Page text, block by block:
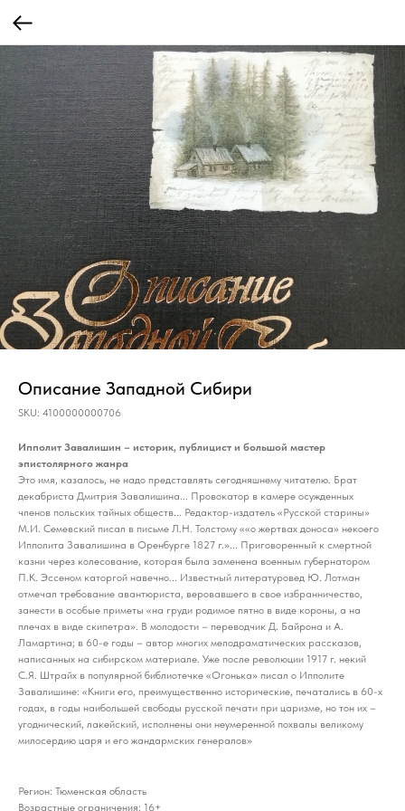
Описание Западной Сибири
SKU: 4100000000706
Ипполит Завалишин – историк, публицист и большой мастер
эпистолярного жанра
Это имя, казалось, не надо представлять сегодняшнему читателю. Брат
декабриста Дмитрия Завалишина... Провокатор в камере осужденных
членов польских тайных обществ... Редактор-издатель «Русской старины»
М.И. Семевский писал в письме Л.H. Толстому ««о жертвах доноса» некоего
Ипполита Завалишина в Оренбурге 1827 г.»... Приговоренный к смертной
казни через колесование, которая была заменена военным губернатором
П.К. Эссеном каторгой навечно... Известный литературовед Ю. Лотман
отмечал требование авантюриста, веровавшего в свое избранничество,
занести в особые приметы «на груди родимое пятно в виде короны, а на
плечах в виде скипетра». В молодости – переводчик Д. Байрона и А.
Ламартина; в 60-е годы – автор многих мелодраматических рассказов,
написанных на сибирском материале. Уже после революции 1917 г. некий
С.Я. Штрайх в популярной библиотечке «Огонька» писал о Ипполите
Завалишине: «Книги его, преимущественно исторические, печатались в 60-х
годах, в годы наибольшей свободы русской печати при царизме, но тон их –
угоднический, лакейский, исполнены они неумеренной похвалы великому
милосердию царя и его жандармских генералов»
Регион: Тюменская область
Возрастные ограничения: 16+